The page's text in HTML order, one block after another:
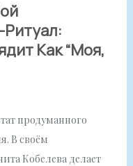
Как “моя,
продуманного
В своём
Кобелева делает